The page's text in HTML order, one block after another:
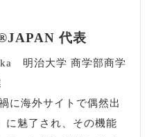
代表
明治大学 商学部商学
に海外サイトで偶然出
に魅了され、その機能